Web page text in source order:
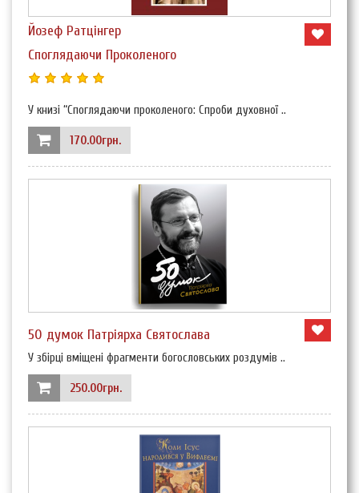
Йозеф Ратцінгер
Споглядаючи Проколеного
У книзі “Споглядаючи проколеного: Спроби духовної ..
170.00грн.
50 думок Патріярха Святослава
У збірці вміщені фрагменти богословських роздумів ..
250.00грн.